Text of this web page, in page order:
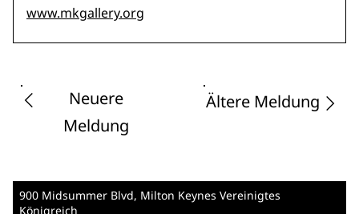
www.mkgallery.org
Neuere
Meldung
Ältere Meldung
900 Midsummer Blvd, Milton Keynes Vereinigtes
Königreich